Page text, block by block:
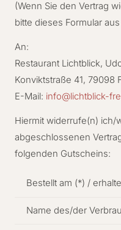
(Wenn Sie den Vertrag
bitte dieses Formular
An:
Restaurant Lichtblick,
Konviktstraße 41, 79098
E-Mail: info@lichtblick-
Hiermit widerrufe(n) ich/
abgeschlossenen
folgenden Gutscheins:
Bestellt am (*) /
Name des/der